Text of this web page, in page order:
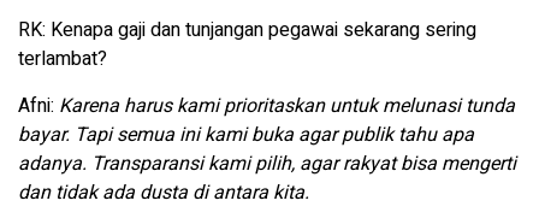
RK: Kenapa gaji dan tunjangan pegawai sekarang sering
terlambat?
Afni: Karena harus kami prioritaskan untuk melunasi tunda
bayar. Tapi semua ini kami buka agar publik tahu apa
adanya. Transparansi kami pilih, agar rakyat bisa mengerti
dan tidak ada dusta di antara kita.